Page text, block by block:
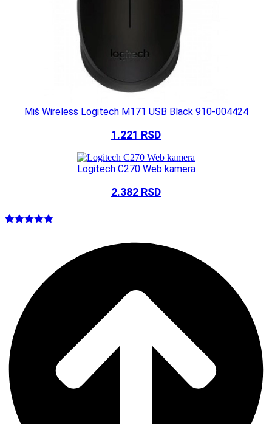
Miš Wireless Logitech M171 USB Black 910-004424
1.221 RSD
Logitech C270 Web kamera
2.382 RSD